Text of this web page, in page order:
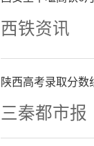
三、你
和掌握
规意识
西铁资讯
陕西高考录取分数
三秦都市报